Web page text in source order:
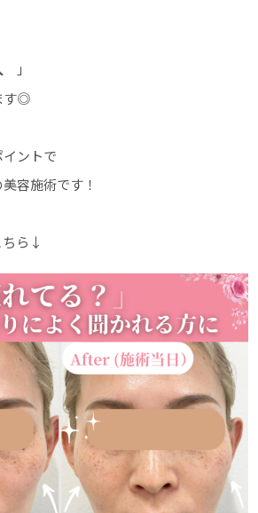
」
す◎
ントで
容施術です！
ちら↓